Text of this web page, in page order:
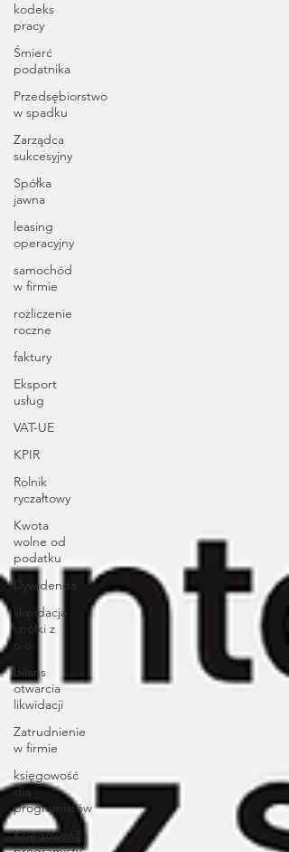
kodeks
pracy
Śmierć
podatnika
Przedsębiorstwo
w spadku
Zarządca
sukcesyjny
Spółka
jawna
leasing
operacyjny
samochód
w firmie
rozliczenie
roczne
faktury
Eksport
usług
VAT-UE
KPIR
Rolnik
ryczałtowy
Kwota
wolne od
podatku
Dywidenda
likwidacja
spółki z
o.o.
bilans
otwarcia
likwidacji
Zatrudnienie
w firmie
księgowość
dla
programistów
Księgowość